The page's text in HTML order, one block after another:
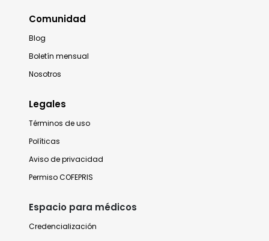
Comunidad
Blog
Boletín mensual
Nosotros
Legales
Términos de uso
Políticas
Aviso de privacidad
Permiso COFEPRIS
Espacio para médicos
Credencialización